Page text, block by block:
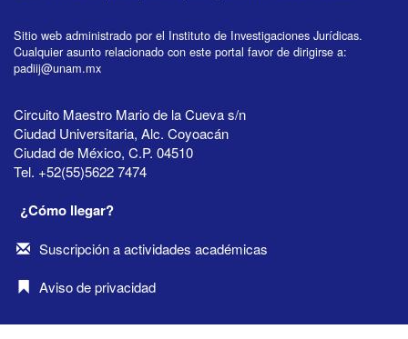
Sitio web administrado por el Instituto de Investigaciones Jurídicas.
Cualquier asunto relacionado con este portal favor de dirigirse a:
padiij@unam.mx
Circuito Maestro Mario de la Cueva s/n
Ciudad Universitaria, Alc. Coyoacán
Ciudad de México, C.P. 04510
Tel. +52(55)5622 7474
¿Cómo llegar?
Suscripción a actividades académicas
Aviso de privacidad